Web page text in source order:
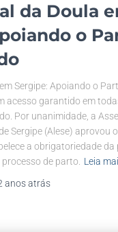
da Doula
o
Sergipe: Apoiando o
acesso garantido em
Por unanimidade, a
Sergipe (Alese) aprovou
a obrigatoriedade da
de parto. Leia
anosatrás